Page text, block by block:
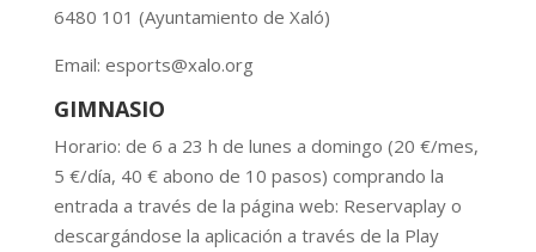
6480 101 (Ayuntamiento de Xaló)
Email: esports@xalo.org
GIMNASIO
Horario: de 6 a 23 h de lunes a domingo (20 €/mes,
5 €/día, 40 € abono de 10 pasos) comprando la
entrada a través de la página web: Reservaplay o
descargándose la aplicación a través de la Play